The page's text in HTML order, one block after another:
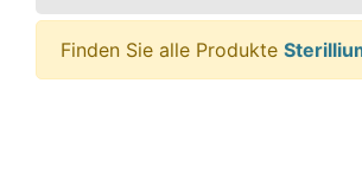
Finden Sie alle Produkte